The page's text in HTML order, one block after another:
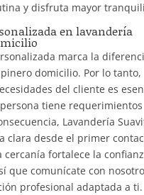
y disfruta mayor
en lavandería
marca la
domicilio. Por lo tanto,
del cliente es
tiene requerimientos
Lavandería
clara desde el primer
cercanía fortalece la
que comunícate con
profesional adaptada a ti.